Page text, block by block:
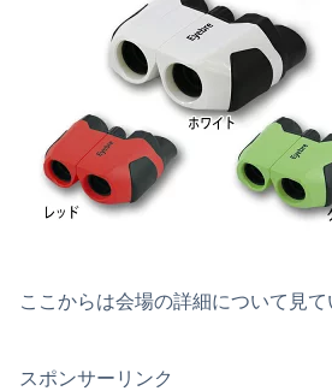
ここからは会場の詳細について見て
スポンサーリンク